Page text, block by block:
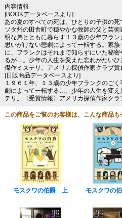
内容情報
[BOOKデータベースより]
あの夏のすべての死は、ひとりの子供の
ソタ州の田舎町で穏やかな牧師の父と芸
明な弟とともに暮らす１３歳の少年フラン
思いがけない悲劇によって一転する。家
に、フランクはそれまで知らずにいた秘
るが…。少年の人生を変えた忘れがたい
傑作ミステリ。アメリカ探偵作家クラブ賞
[日販商品データベースより]
１９６１年、１３歳の少年フランクのご
劇によって一転する…。少年の人生を変え
テリ。〈受賞情報〉アメリカ探偵作家ク
この商品をご覧のお客様は、こんな商品も
モスクワの伯爵 上 モスクワの